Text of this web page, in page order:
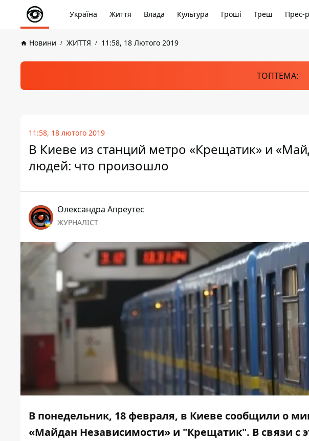
Україна Життя Влада Культура Гроші Треш Прес-
Новини ЖИТТЯ 11:58, 18 Лютого 2019
ТОПТЕМА:
11:58, 18 лютого 2019
В Киеве из станций метро «Крещатик» и
людей: что произошло
Олександра Апреутес
ЖУРНАЛІСТ
В понедельник, 18 февраля, в Киеве сообщили о
«Майдан Независимости» и "Крещатик". В связи с